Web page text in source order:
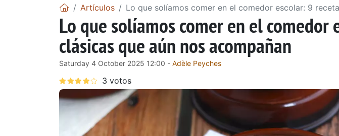
Artículos Lo que solíamos comer en el comedor escolar: 9
Lo que solíamos comer en el comedor
clásicas que aún nos acompañan
Saturday 4 October 2025 12:00 - Adèle Peyches